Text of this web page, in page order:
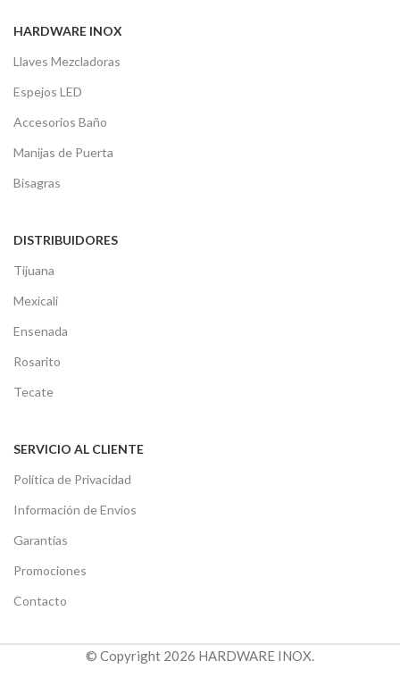
HARDWARE INOX
Llaves Mezcladoras
Espejos LED
Accesorios Baño
Manijas de Puerta
Bisagras
DISTRIBUIDORES
Tijuana
Mexicali
Ensenada
Rosarito
Tecate
SERVICIO AL CLIENTE
Política de Privacidad
Información de Envíos
Garantías
Promociones
Contacto
© Copyright 2026 HARDWARE INOX.